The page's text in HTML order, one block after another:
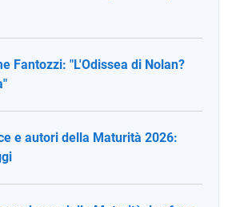
Fantozzi: "L'Odissea di Nolan?
e autori della Maturità 2026: